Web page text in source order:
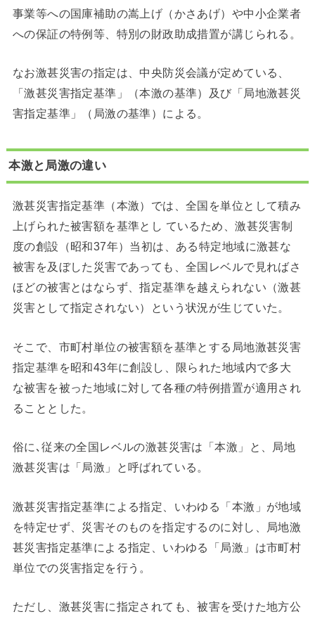
事業等への国庫補助の嵩上げ（かさあげ）や中小企業者
への保証の特例等、特別の財政助成措置が講じられる。
なお激甚災害の指定は、中央防災会議が定めている、
「激甚災害指定基準」（本激の基準）及び「局地激甚災
害指定基準」（局激の基準）による。
本激と局激の違い
激甚災害指定基準（本激）では、全国を単位として積み
上げられた被害額を基準とし ているため、激甚災害制
度の創設（昭和37年）当初は、ある特定地域に激甚な
被害を及ぼした災害であっても、全国レベルで見ればさ
ほどの被害とはならず、指定基準を越えられない（激甚
災害として指定されない）という状況が生じていた。
そこで、市町村単位の被害額を基準とする局地激甚災害
指定基準を昭和43年に創設し、限られた地域内で多大
な被害を被った地域に対して各種の特例措置が適用され
ることとした。
俗に､従来の全国レベルの激甚災害は「本激」と、局地
激甚災害は「局激」と呼ばれている。
激甚災害指定基準による指定、いわゆる「本激」が地域
を特定せず、災害そのものを指定するのに対し、局地激
甚災害指定基準による指定、いわゆる「局激」は市町村
単位での災害指定を行う。
ただし、激甚災害に指定されても、被害を受けた地方公